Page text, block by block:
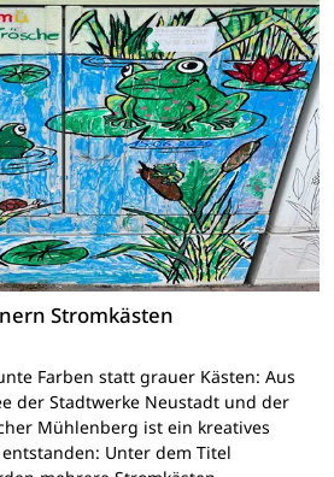
Stromkästen
Farben statt grauer Kästen: Aus
der Stadtwerke Neustadt und der
Mühlenberg ist ein kreatives
Unter dem Titel